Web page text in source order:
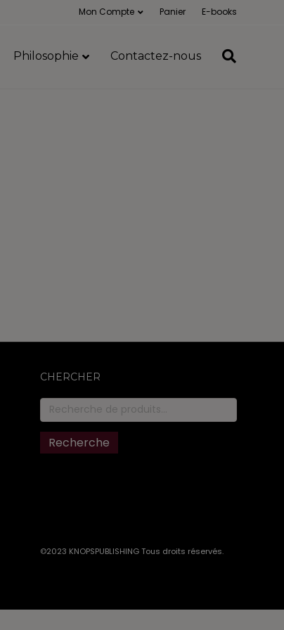
Mon Compte Panier E-books
Philosophie Contactez-nous
CHERCHER
Recherche
pour :
Recherche
©2023 KNOPSPUBLISHING Tous droits réservés.